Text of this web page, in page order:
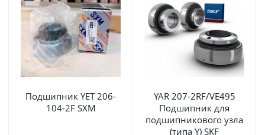
Подшипник YET 206-
104-2F SXM
YAR 207-2RF/VE495
Подшипник для
подшипникового узла
(типа Y) SKF